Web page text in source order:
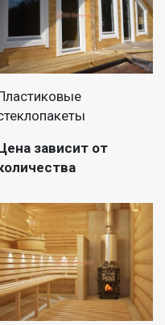
зависит от